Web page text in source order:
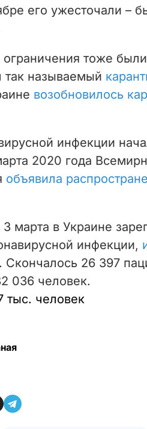
его ужесточали –
ограничения тоже
так называемый
возобновилось
инфекции
2020 года
объявила
марта в Украине
инфекции,
. Скончалось 26 397
036 человек.
тыс. человек